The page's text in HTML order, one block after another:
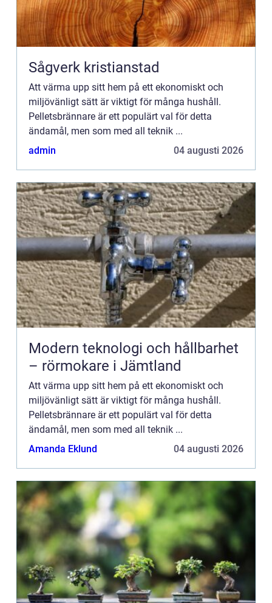
Sågverk kristianstad
Att värma upp sitt hem på ett ekonomiskt och
miljövänligt sätt är viktigt för många hushåll.
Pelletsbrännare är ett populärt val för detta
ändamål, men som med all teknik ...
admin
04 augusti 2026
Modern teknologi och hållbarhet
– rörmokare i Jämtland
Att värma upp sitt hem på ett ekonomiskt och
miljövänligt sätt är viktigt för många hushåll.
Pelletsbrännare är ett populärt val för detta
ändamål, men som med all teknik ...
Amanda Eklund
04 augusti 2026